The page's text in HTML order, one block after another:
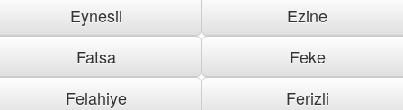
Eynesil
Ezine
Fatsa
Feke
Felahiye
Ferizli